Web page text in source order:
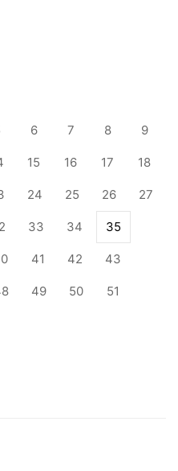
6 7 8 9
15 16 17 18
24 25 26 27
33 34 35
41 42 43
49 50 51